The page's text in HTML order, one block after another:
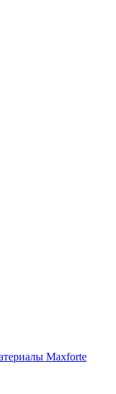
Maxforte